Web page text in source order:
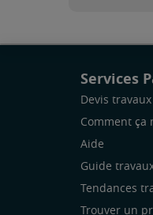
Services
Devis travaux
Comment ça
Aide
Guide
Tendances
Trouver un